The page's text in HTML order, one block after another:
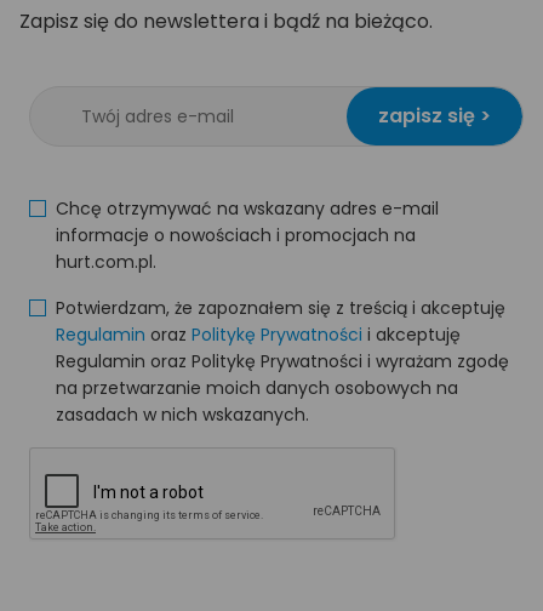
Zapisz się do newslettera i bądź na bieżąco.
zapisz się >
Chcę otrzymywać na wskazany adres e-mail
informacje o nowościach i promocjach na
hurt.com.pl.
Potwierdzam, że zapoznałem się z treścią i akceptuję
Regulamin oraz Politykę Prywatności i akceptuję
Regulamin oraz Politykę Prywatności i wyrażam zgodę
na przetwarzanie moich danych osobowych na
zasadach w nich wskazanych.